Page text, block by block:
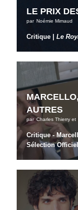
LE PRIX
par Noémie Mimaud
Critique | Le
AUTRES
par Charles Thierry et
Critique -
Sélection